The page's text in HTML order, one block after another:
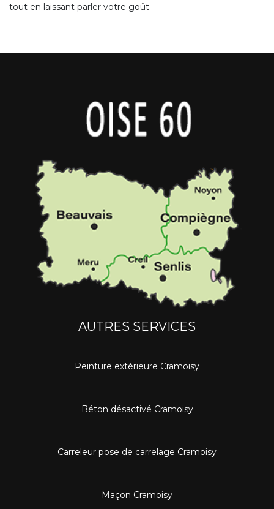
tout en laissant parler votre goût.
AUTRES SERVICES
Peinture extérieure Cramoisy
Béton désactivé Cramoisy
Carreleur pose de carrelage Cramoisy
Maçon Cramoisy